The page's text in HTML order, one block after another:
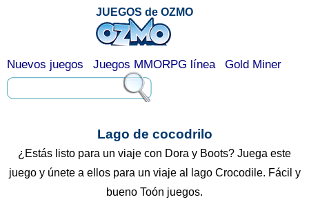
Lago de cocodrilo
¿Estás listo para un viaje con Dora y Boots? Juega este
juego y únete a ellos para un viaje al lago Crocodile. Fácil y
bueno Toón juegos.
JUEGOS de OZMO
Nuevos juegos Juegos MMORPG línea Gold Miner